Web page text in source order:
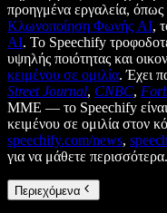
προηγμένα εργαλεία, όπως
Κλωνοποίηση Φωνής AI,
AI. Το Speechify
υψηλής ποιότητας και
κειμένου σε ομιλία. Έχει
Street Journal, CNBC,
ΜΜΕ — το Speechify είναι
κειμένου σε ομιλία στον
speechify.com/news,
για να μάθετε περισσότερα.
Περιεχόμενα